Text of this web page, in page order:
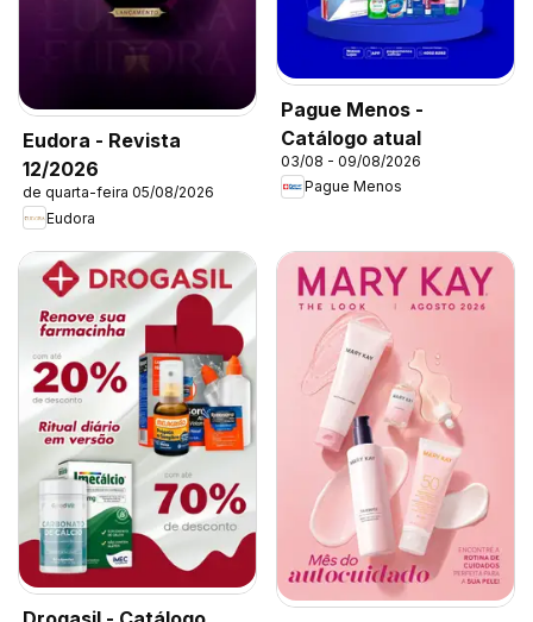
Eudora - Revista
12/2026
de quarta-feira 05/08/2026
Eudora
Pague Menos -
Catálogo atual
03/08 - 09/08/2026
Pague Menos